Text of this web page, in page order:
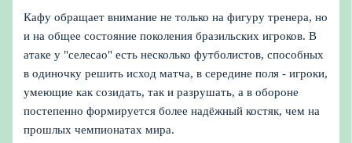
Кафу обращает внимание не только на фигуру тренера, но
и на общее состояние поколения бразильских игроков. В
атаке у "селесао" есть несколько футболистов, способных
в одиночку решить исход матча, в середине поля - игроки,
умеющие как созидать, так и разрушать, а в обороне
постепенно формируется более надёжный костяк, чем на
прошлых чемпионатах мира.